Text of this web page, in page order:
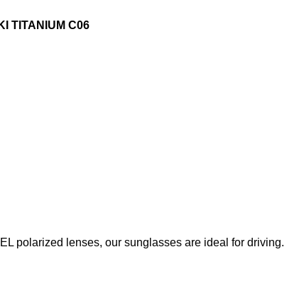
TITANIUM C06
polarized lenses, our sunglasses are ideal for driving.